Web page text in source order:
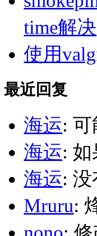
time解决
使用
最近回复
海运:
海运:
海运: 没
Mruru: